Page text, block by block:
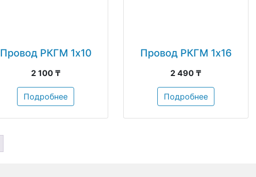
Провод РКГМ 1х10
2 100 ₸
Подробнее
Провод РКГМ 1х16
2 490 ₸
Подробнее